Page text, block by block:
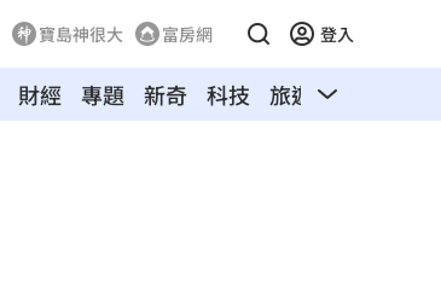
寶島神很大 富房網 登入
財經 專題 新奇 科技 旅遊 汽車